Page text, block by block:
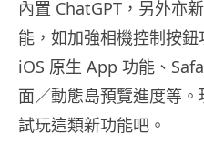
內置 ChatGPT，另外亦
能，如加強相機控制按
iOS 原生 App 功能、
面／動態島預覽進度等
試玩這類新功能吧。